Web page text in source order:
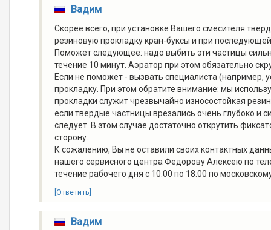
Вадим
Скорее всего, при установке Вашего смесителя
резиновую прокладку кран-буксы и при
Поможет следующее: надо выбить эти частицы
течение 10 минут. Аэратор при этом обязательно
Если не поможет - вызвать специалиста (например,
прокладку. При этом обратите внимание: мы
прокладки служит чрезвычайно износостойкая
если твердые частницы врезались очень глубоко и
следует. В этом случае достаточно открутить
сторону.
К сожалению, Вы не оставили своих контактных
нашего сервисного центра Федорову Алексею по
течение рабочего дня с 10.00 по 18.00 по
[Ответить]
Вадим